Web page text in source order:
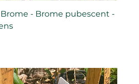
- Brome pubescent -